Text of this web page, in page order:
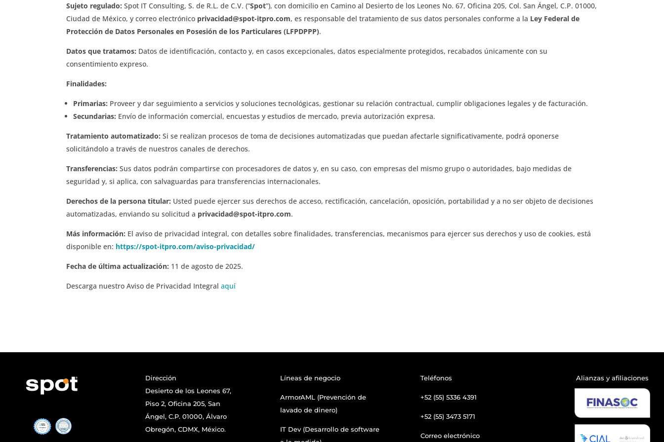
Sujeto regulado: Spot IT Consulting, S. de R.L. de C.V. (“Spot”), con domicilio en Camino al Desierto de los Leones No. 67, Oficina 205, Col. San Ángel, C.P. 01000,
Ciudad de México, y correo electrónico privacidad@spot-itpro.com, es responsable del tratamiento de sus datos personales conforme a la Ley Federal de
Protección de Datos Personales en Posesión de los Particulares (LFPDPPP).
Datos que tratamos: Datos de identificación, contacto y, en casos excepcionales, datos especialmente protegidos, recabados únicamente con su
consentimiento expreso.
Finalidades:
Primarias: Proveer y dar seguimiento a servicios y soluciones tecnológicas, gestionar su relación contractual, cumplir obligaciones legales y de facturación.
Secundarias: Envío de información comercial, encuestas y estudios de mercado, previa autorización expresa.
Tratamiento automatizado: Si se realizan procesos de toma de decisiones automatizadas que puedan afectarle significativamente, podrá oponerse
solicitándolo a través de nuestros canales de derechos.
Transferencias: Sus datos podrán compartirse con procesadores de datos y, en su caso, con empresas del mismo grupo o autoridades, bajo medidas de
seguridad y, si aplica, con salvaguardas para transferencias internacionales.
Derechos de la persona titular: Usted puede ejercer sus derechos de acceso, rectificación, cancelación, oposición, portabilidad y a no ser objeto de decisiones
automatizadas, enviando su solicitud a privacidad@spot-itpro.com.
Más información: El aviso de privacidad integral, con detalles sobre finalidades, transferencias, mecanismos para ejercer sus derechos y uso de cookies, está
disponible en: https://spot-itpro.com/aviso-privacidad/
Fecha de última actualización: 11 de agosto de 2025.
Descarga nuestro Aviso de Privacidad Integralaquí
Dirección
Desierto de los Leones 67,
Piso 2, Oficina 205, San
Ángel, C.P. 01000, Álvaro
Obregón, CDMX, México.
Líneas de negocio
ArmorAML (Prevención de
lavado de dinero)
IT Dev (Desarrollo de software
Teléfonos
+52 (55) 5336 4391
+52 (55) 3473 5171
Correo electrónico
Alianzas y afiliaciones